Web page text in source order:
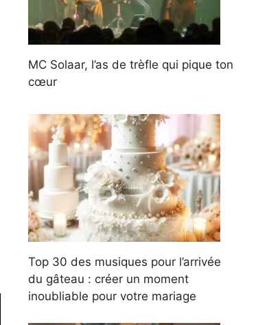
MC Solaar, l’as de trèfle qui pique ton
cœur
Top 30 des musiques pour l’arrivée
du gâteau : créer un moment
inoubliable pour votre mariage